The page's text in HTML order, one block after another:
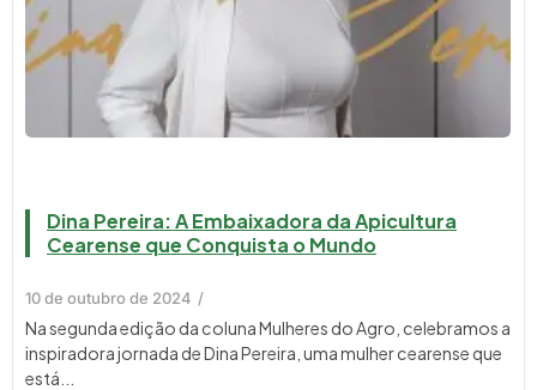
Dina Pereira: A Embaixadora da Apicultura
Cearense que Conquista o Mundo
10 de outubro de 2024 /
Na segunda edição da coluna Mulheres do Agro, celebramos a
inspiradora jornada de Dina Pereira, uma mulher cearense que
está...